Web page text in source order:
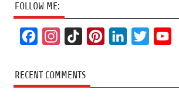
FOLLOW ME:
c
e
s
t
k
T
t
k
t
T
RECENT COMMENTS